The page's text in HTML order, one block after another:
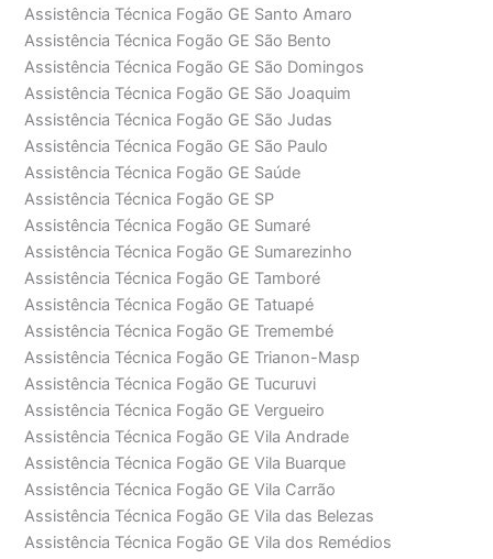
Assistência Técnica Fogão GE Santo Amaro
Assistência Técnica Fogão GE São Bento
Assistência Técnica Fogão GE São Domingos
Assistência Técnica Fogão GE São Joaquim
Assistência Técnica Fogão GE São Judas
Assistência Técnica Fogão GE São Paulo
Assistência Técnica Fogão GE Saúde
Assistência Técnica Fogão GE SP
Assistência Técnica Fogão GE Sumaré
Assistência Técnica Fogão GE Sumarezinho
Assistência Técnica Fogão GE Tamboré
Assistência Técnica Fogão GE Tatuapé
Assistência Técnica Fogão GE Tremembé
Assistência Técnica Fogão GE Trianon-Masp
Assistência Técnica Fogão GE Tucuruvi
Assistência Técnica Fogão GE Vergueiro
Assistência Técnica Fogão GE Vila Andrade
Assistência Técnica Fogão GE Vila Buarque
Assistência Técnica Fogão GE Vila Carrão
Assistência Técnica Fogão GE Vila das Belezas
Assistência Técnica Fogão GE Vila dos Remédios